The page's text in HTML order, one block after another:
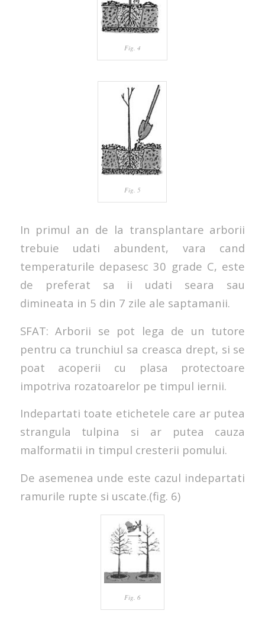
Fig. 4
Fig. 5
In primul an de la transplantare arborii
trebuie udati abundent, vara cand
temperaturile depasesc 30 grade C, este
de preferat sa ii udati seara sau
dimineata in 5 din 7 zile ale saptamanii.
SFAT: Arborii se pot lega de un tutore
pentru ca trunchiul sa creasca drept, si se
poat acoperii cu plasa protectoare
impotriva rozatoarelor pe timpul iernii.
Indepartati toate etichetele care ar putea
strangula tulpina si ar putea cauza
malformatii in timpul cresterii pomului.
De asemenea unde este cazul indepartati
ramurile rupte si uscate.(fig. 6)
Fig. 6